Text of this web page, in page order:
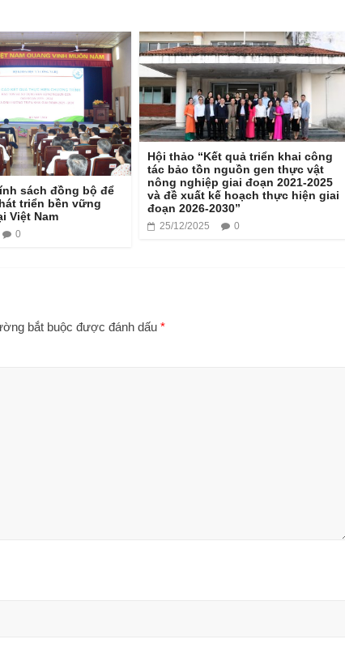
sách đồng bộ để
triển bền vững
Việt Nam
0
Hội thảo “Kết quả triển khai công
tác bảo tồn nguồn gen thực vật
nông nghiệp giai đoạn 2021-2025
và đề xuất kế hoạch thực hiện giai
đoạn 2026-2030”
25/12/2025 0
bắt buộc được đánh dấu *